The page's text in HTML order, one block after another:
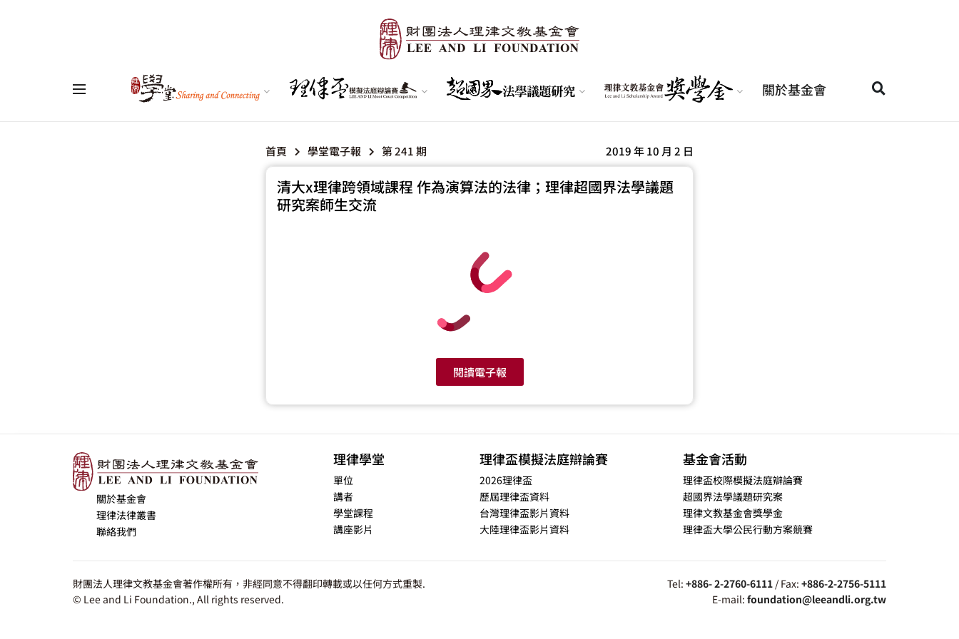
關於基金會
首頁 學堂電子報 第 241 期 2019 年 10 月 2 日
清大x理律跨領域課程 作為演算法的法律；理律超國界法學議題
研究案師生交流
閱讀電子報
關於基金會
理律法律叢書
聯絡我們
理律學堂
單位
講者
學堂課程
講座影片
理律盃模擬法庭辯論賽
2026理律盃
歷屆理律盃資料
台灣理律盃影片資料
大陸理律盃影片資料
基金會活動
理律盃校際模擬法庭辯論賽
超國界法學議題研究案
理律文教基金會獎學金
理律盃大學公民行動方案競賽
財團法人理律文教基金會著作權所有，非經同意不得翻印轉載或以任何方式重製.
© Lee and Li Foundation., All rights reserved.
Tel: +886- 2-2760-6111 / Fax: +886-2-2756-5111
E-mail: foundation@leeandli.org.tw